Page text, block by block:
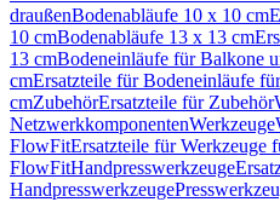
draußenBodenabläufe 10 x 10 cm
10 cmBodenabläufe 13 x 13 cm
13 cmBodeneinläufe für Balkone
cmErsatzteile für Bodeneinläufe
cmZubehörErsatzteile für Zubehör
NetzwerkkomponentenWerkzeuge
FlowFitErsatzteile für Werkzeuge
FlowFitHandpresswerkzeuge
Handpresswerkzeuge